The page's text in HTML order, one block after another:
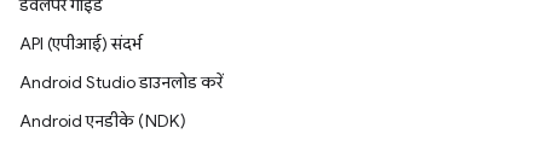
डेवलपर गाइड
API (एपीआई) संदर्भ
Android Studio डाउनलोड करें
Android एनडीके (NDK)